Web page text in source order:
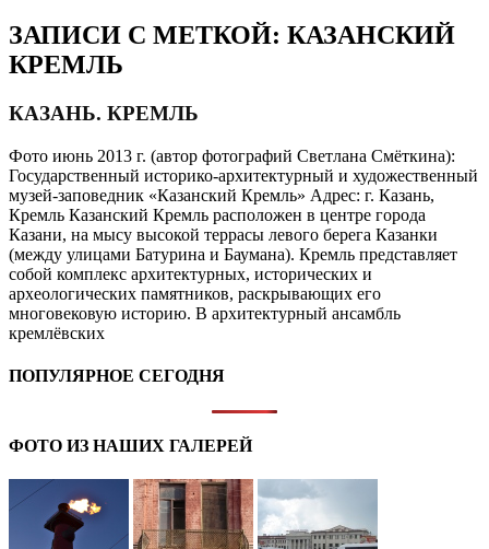
ЗАПИСИ С МЕТКОЙ: КАЗАНСКИЙ
КРЕМЛЬ
КАЗАНЬ. КРЕМЛЬ
Фото июнь 2013 г. (автор фотографий Светлана Смёткина):
Государственный историко-архитектурный и художественный
музей-заповедник «Казанский Кремль» Адрес: г. Казань,
Кремль Казанский Кремль расположен в центре города
Казани, на мысу высокой террасы левого берега Казанки
(между улицами Батурина и Баумана). Кремль представляет
собой комплекс архитектурных, исторических и
археологических памятников, раскрывающих его
многовековую историю. В архитектурный ансамбль
кремлёвских
ПОПУЛЯРНОЕ СЕГОДНЯ
ФОТО ИЗ НАШИХ ГАЛЕРЕЙ